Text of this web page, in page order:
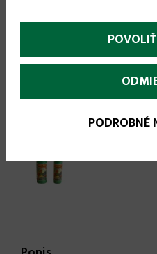
Odporúčané
More
PODROBNÉ